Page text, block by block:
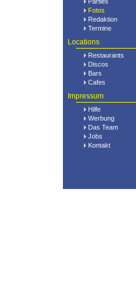
Fotos
Redaktion
Termine
Locations
Restaurants
Discos
Bars
Cafes
Impressum
Hilfe
Werbung
Das Team
Jobs
Kontakt